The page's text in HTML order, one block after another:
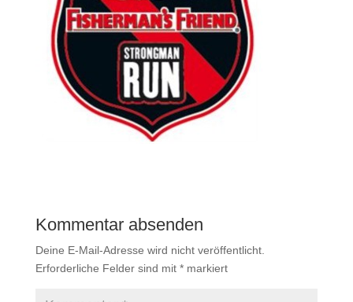
Kommentar absenden
Deine E-Mail-Adresse wird nicht veröffentlicht.
Erforderliche Felder sind mit *markiert